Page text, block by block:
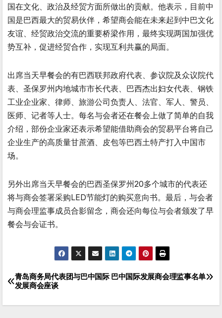
国在文化、政治及经贸方面所做出的贡献。他表示，目前中
国是巴西最大的贸易伙伴，希望商会能在未来起到中巴文化
友谊、经贸政治交流的重要桥梁作用，最终实现两国加强优
势互补，促进经贸合作，实现互利共赢的局面。
出席当天早餐会的有巴西联邦政府代表、参议院及众议院代
表、圣保罗州内地城市市长代表、巴西杰出妇女代表、钢铁
工业企业家、律师、旅游公司负责人、法官、军人、警员、
医师、记者等人士。每名与会者还在餐会上做了简单的自我
介绍，部份企业家还表示希望能借助商会的贸易平台将自己
企业生产的高质量甘蔗酒、皮包等巴西土特产打入中国市
场。
另外出席当天早餐会的巴西圣保罗州20多个城市的代表还
将与商会签署采购LED节能灯的购买意向书。最后，与会者
与商会理监事成员合影留念，商会还向每位与会者颁发了早
餐会与会证书。
文
章
巴中国际发展商会理监事名单
青岛商务局代表团与巴中国际
发展商会座谈